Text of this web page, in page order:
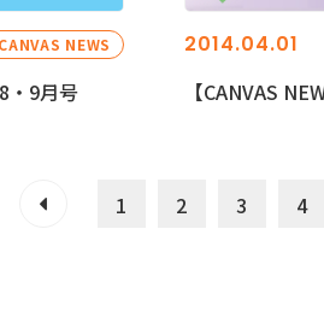
NEWS
・9月号
2014.04.01
【CANVAS
1 2 3 4